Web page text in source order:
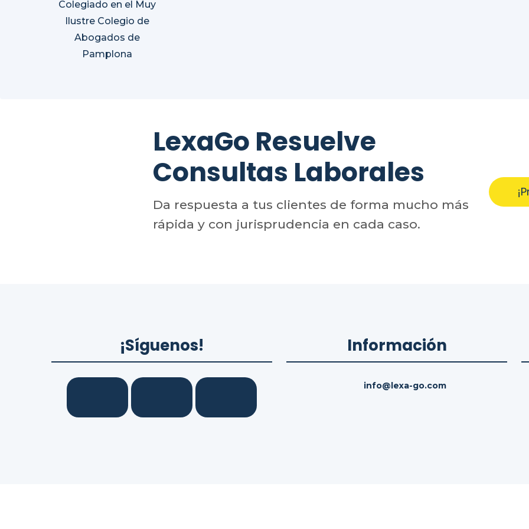
Colegiado en el Muy
Ilustre Colegio de
Abogados de
Pamplona
LexaGo Resuelve
Consultas Laborales
Da respuesta a tus clientes de forma mucho más
rápida y con jurisprudencia en cada caso.
¡Síguenos! Información
info@lexa-go.com